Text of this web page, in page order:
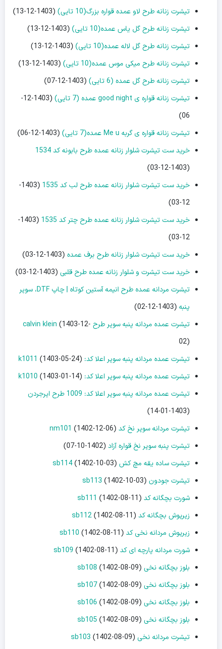
تیشرت زنانه طرح لاو عمده قواره بزرگ(10 تایی)
(1403-12-13)
تیشرت زنانه طرح گل یاس عمده(10 تایی)
(1403-12-13)
تیشرت زنانه طرح گل لاله عمده(10 تایی)
(1403-12-13)
تیشرت زنانه طرح میکی موس عمده(10 تایی)
(1403-12-13)
تیشرت زنانه طرح گل عمده (6 تایی)
(1403-12-07)
تیشرت زنانه قواره ی good night عمده (7 تایی)
(1403-12-
06)
تیشرت زنانه قواره ی گربه Me u عمده(7 تایی)
(1403-12-06)
خرید ست تیشرت شلوار زنانه عمده طرح بابونه کد 1534
(1403-12-03)
خرید ست تیشرت شلوار زنانه عمده طرح لب کد 1535
(1403-
12-03)
خرید ست تیشرت شلوار زنانه عمده طرح چتر کد 1535
(1403-
12-03)
خرید ست تیشرت شلوار زنانه طرح برف عمده (1403-12-03)
خرید ست تیشرت و شلوار زنانه عمده طرح قلبی (1403-12-03)
تیشرت مردانه عمده طرح انیمه آستین کوتاه | چاپ DTF، سوپر
پنبه (1403-12-02)
تیشرت عمده مردانه پنبه سوپر طرح calvin klein (1403-12-
02)
تیشرت عمده مردانه پنبه سوپر اعلا کد: k1011 (1403-05-24)
تیشرت عمده مردانه پنبه سوپر اعلا کد: k1010 (1403-01-14)
تیشرت عمده مردانه پنبه سوپر اعلا کد: 1009 طرح ایرجردن
(1403-01-14)
تیشرت مردانه سوپر نخ کد nm101 (1402-12-06)
تیشرت پنبه سوپر نخ قواره آزاد (1402-10-07)
تیشرت ساده یقه مچ کش sb114 (1402-10-03)
تیشرت جودون sb113 (1402-10-03)
شورت بچگانه کد sb111 (1402-08-11)
زیرپوش بچگانه کد sb112 (1402-08-11)
زیرپوش مردانه نخی کد sb110 (1402-08-11)
شورت مردانه پارچه ای کد sb109 (1402-08-11)
بلوز بچگانه نخی sb108 (1402-08-09)
بلوز بچگانه نخی sb107 (1402-08-09)
بلوز بچگانه نخی sb106 (1402-08-09)
بلوز بچگانه نخی sb105 (1402-08-09)
تیشرت مردانه نخی sb103 (1402-08-09)